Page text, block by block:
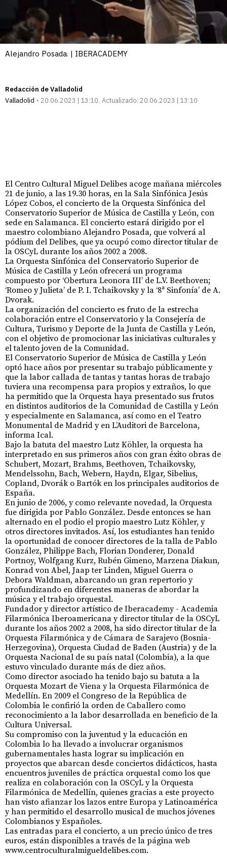
Alejandro Posada. | IBERACADEMY
Redacción de Valladolid
Valladolid
20.06.2023 | 13:10 Actualizado: 20.06.2023 | 13:10
El Centro Cultural Miguel Delibes acoge mañana miércoles
21 de junio, a las 19.30 horas, en la Sala Sinfónica Jesús
López Cobos, el concierto de la Orquesta Sinfónica del
Conservatorio Superior de Música de Castilla y León, con
sede en Salamanca. El concierto estará dirigido por el
maestro colombiano Alejandro Posada, que volverá al
pódium del Delibes, que ya ocupó como director titular de
la OSCyL durante los años 2002 a 2008.
La Orquesta Sinfónica del Conservatorio Superior de
Música de Castilla y León ofrecerá un programa
compuesto por ‘Obertura Leonora III’ de L.V. Beethoven;
‘Romeo y Julieta’ de P. I. Tchaikovsky y la ‘8ª Sinfonía’ de A.
Dvorak.
La organización del concierto es fruto de la estrecha
colaboración entre el Conservatorio y la Consejería de
Cultura, Turismo y Deporte de la Junta de Castilla y León,
con el objetivo de promocionar las iniciativas culturales y
el talento joven de la Comunidad.
El Conservatorio Superior de Música de Castilla y León
optó hace años por presentar su trabajo públicamente y
que la labor callada de tantas y tantas horas de trabajo
tuviera una recompensa para propios y extraños, lo que
ha permitido que la Orquesta haya presentado sus frutos
en distintos auditorios de la Comunidad de Castilla y León
y especialmente en Salamanca, así como en el Teatro
Monumental de Madrid y en L’Auditori de Barcelona,
informa Ical.
Bajo la batuta del maestro Lutz Köhler, la orquesta ha
interpretado en sus primeros años con gran éxito obras de
Schubert, Mozart, Brahms, Beethoven, Tchaikovsky,
Mendelssohn, Bach, Webern, Haydn, Elgar, Sibelius,
Copland, Dvorák o Bartók en los principales auditorios de
España.
En junio de 2006, y como relevante novedad, la Orquesta
fue dirigida por Pablo González. Desde entonces se han
alternado en el podio el propio maestro Lutz Köhler, y
otros directores invitados. Así, los estudiantes han tenido
la oportunidad de conocer directores de la talla de Pablo
González, Philippe Bach, Florian Donderer, Donald
Portnoy, Wolfgang Kurz, Rubén Gimeno, Marzena Diakun,
Konrad von Abel, Jaap ter Linden, Miguel Guerra o
Debora Waldman, abarcando un gran repertorio y
profundizando en diferentes maneras de abordar la
música y el trabajo orquestal.
Fundador y director artístico de Iberacademy - Academia
Filarmónica Iberoamericana y director titular de la OSCyL
durante los años 2002 a 2008, ha sido director titular de la
Orquesta Filarmónica y de Cámara de Sarajevo (Bosnia-
Herzegovina), Orquesta Ciudad de Baden (Austria) y de la
Orquesta Nacional de su país natal (Colombia), a la que
estuvo vinculado durante más de diez años.
Como director asociado ha tenido bajo su batuta a la
Orquesta Mozart de Viena y la Orquesta Filarmónica de
Medellín. En 2009 el Congreso de la República de
Colombia le confirió la orden de Caballero como
reconocimiento a la labor desarrollada en beneficio de la
Cultura Universal.
Su compromiso con la juventud y la educación en
Colombia lo ha llevado a involucrar organismos
gubernamentales hasta lograr su implicación en
proyectos que abarcan desde conciertos didácticos, hasta
encuentros juveniles de práctica orquestal como los que
realiza en colaboración con la OSCyL y la Orquesta
Filarmónica de Medellín, quienes gracias a este proyecto
han visto afianzar los lazos entre Europa y Latinoamérica
y han permitido el desarrollo musical de muchos jóvenes
Colombianos y Españoles.
Las entradas para el concierto, a un precio único de tres
euros, están disponibles a través de la página web
www.centroculturalmigueldelibes.com.